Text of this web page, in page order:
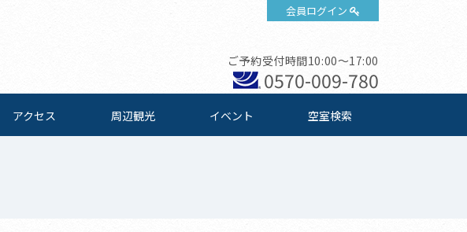
会員ログイン
ご予約受付時間10:00～17:00
0570-009-780
アクセス 周辺観光 イベント 空室検索